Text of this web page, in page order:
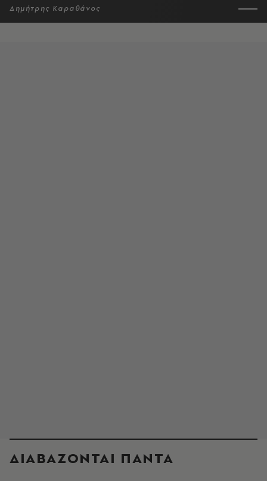
Δημήτρης Καραθάνος
ΔΙΑΒΑΖΟΝΤΑΙ ΠΑΝΤΑ